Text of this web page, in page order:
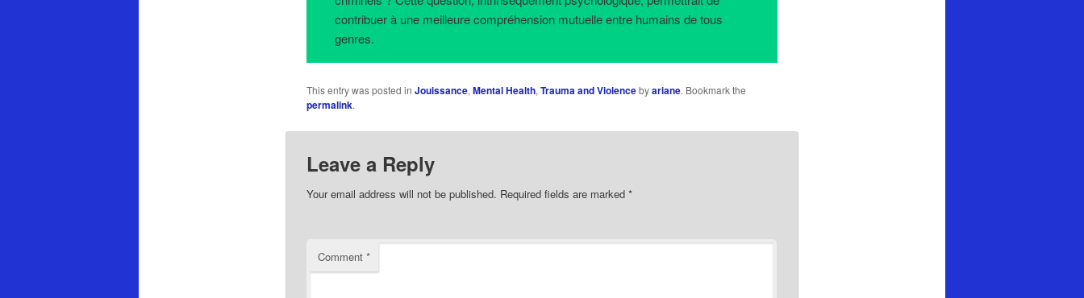
contribuer à une meilleure compréhension mutuelle entre humains de tous
genres.
This entry was posted in Jouissance, Mental Health, Trauma and Violencebyariane. Bookmark the
permalink.
Leave a Reply
Your email address will not be published. Required fields are marked *
Comment *